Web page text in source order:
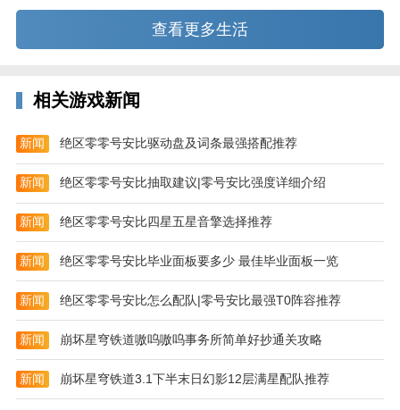
4、办理值机：值机不排队，就是任性，好座位，提前
5、座享其成：好座位，提前选！来一场说走就走的旅
行，选一个宽敞舒适的座位
6、里程兑换：飞行里程不再作废小里程，大用处。能
换免票也能换礼品，从此里程不再作废。
7、会员服务：知音会员的好管家，提供全面的凤凰知
音账户管理功能，支持里程明细查询、账单查询、受让
人管理和拍照补登。
查看更多生活
相关游戏新闻
新闻 绝区零零号安比驱动盘及词条最强搭配推荐
新闻 绝区零零号安比抽取建议|零号安比强度详细介绍
新闻 绝区零零号安比四星五星音擎选择推荐
新闻 绝区零零号安比毕业面板要多少 最佳毕业面板一览
新闻 绝区零零号安比怎么配队|零号安比最强T0阵容推荐
新闻 崩坏星穹铁道嗷呜嗷呜事务所简单好抄通关攻略
新闻 崩坏星穹铁道3.1下半末日幻影12层满星配队推荐